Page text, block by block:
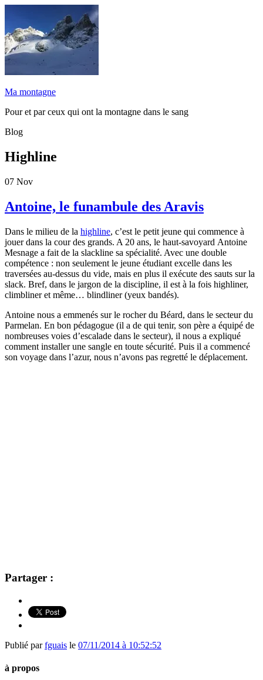
Ma montagne
Pour et par ceux qui ont la montagne dans le sang
Blog
Highline
07 Nov
Antoine, le funambule des Aravis
Dans le milieu de la highline, c’est le petit jeune qui commence à
jouer dans la cour des grands. A 20 ans, le haut-savoyard Antoine
Mesnage a fait de la slackline sa spécialité. Avec une double
compétence : non seulement le jeune étudiant excelle dans les
traversées au-dessus du vide, mais en plus il exécute des sauts sur la
slack. Bref, dans le jargon de la discipline, il est à la fois highliner,
climbliner et même… blindliner (yeux bandés).
Antoine nous a emmenés sur le rocher du Béard, dans le secteur du
Parmelan. En bon pédagogue (il a de qui tenir, son père a équipé de
nombreuses voies d’escalade dans le secteur), il nous a expliqué
comment installer une sangle en toute sécurité. Puis il a commencé
son voyage dans l’azur, nous n’avons pas regretté le déplacement.
Partager :
Publié parfguais le 07/11/2014 à 10:52:52
à propos